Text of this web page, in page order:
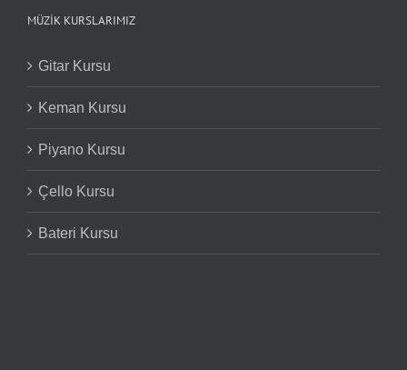
MÜZIK KURSLARIMIZ
Gitar Kursu
Keman Kursu
Piyano Kursu
Çello Kursu
Bateri Kursu